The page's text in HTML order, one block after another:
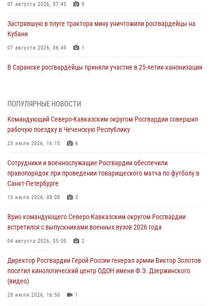
07 августа 2026, 07:45 9
Застрявшую в плуге трактора мину уничтожили росгвардейцы на
Кубани
07 августа 2026, 06:49 1
В Саранске росгвардейцы приняли участие в 25‑летии канонизации
Народной Республики
07 августа 2026, 05:00
с детьми внутри
07 августа 2026, 04:10 1
Оказавшего сопротивление злоумышленника задержали при
07 августа 2026, 04:00 1
При силовой поддержке спецназа Росгвардии в Красноярском крае
(видео)
1
ПОПУЛЯРНЫЕ НОВОСТИ
Командующий Северо-Кавказским округом Росгвардии совершил
рабочую поездку в Чеченскую Республику
23 июля 2026, 16:10 6
Сотрудники и военнослужащие Росгвардии обеспечили
правопорядок при проведении товарищеского матча по футболу в
Санкт-Петербурге
13 июля 2026, 08:08 2
Врио командующего Северо-Кавказским округом Росгвардии
встретился с выпускниками военных вузов 2026 года
04 августа 2026, 05:00 2
Директор Росгвардии Герой России генерал армии Виктор Золотов
посетил кинологический центр ОДОН имени Ф.Э. Дзержинского
(видео)
28 июля 2026, 16:50 1